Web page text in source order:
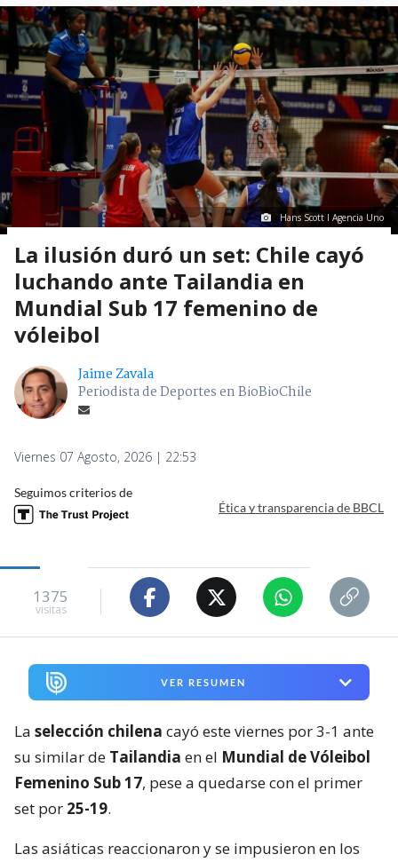
Hans Scott I Agencia Uno
La ilusión duró un set: Chile cayó
luchando ante Tailandia en
Mundial Sub 17 femenino de
vóleibol
Jaime Zavala
Periodista de Deportes en BioBioChile
Viernes 07 Agosto, 2026 | 22:53
Seguimos criterios de
Ética y transparencia de BBCL
1375
visitas
VER RESUMEN
La selección chilena cayó este viernes por 3-1 ante
su similar de Tailandia en el Mundial de Vóleibol
Femenino Sub 17, pese a quedarse con el primer
set por 25-19.
Las asiáticas reaccionaron y se impusieron en los